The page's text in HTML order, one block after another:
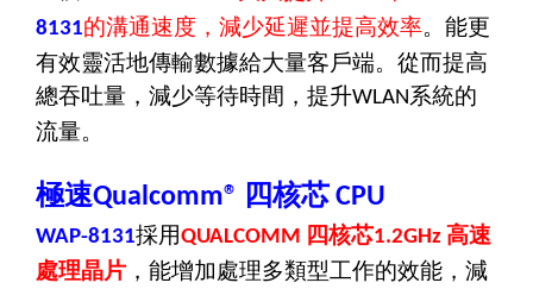
8131的溝通速度，減少延遲並提高效率。能更
有效靈活地傳輸數據給大量客戶端。從而提高
總吞吐量，減少等待時間，提升WLAN系統的
流量。
極速Qualcomm® 四核芯 CPU
WAP-8131採用QUALCOMM 四核芯1.2GHz 高速
處理晶片 ， 能增加處理多類型工作的效能，減